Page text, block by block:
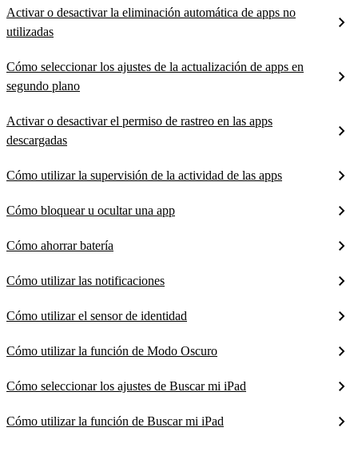
Activar o desactivar la eliminación automática de apps no
utilizadas
Cómo seleccionar los ajustes de la actualización de apps en
segundo plano
Activar o desactivar el permiso de rastreo en las apps
descargadas
Cómo utilizar la supervisión de la actividad de las apps
Cómo bloquear u ocultar una app
Cómo ahorrar batería
Cómo utilizar las notificaciones
Cómo utilizar el sensor de identidad
Cómo utilizar la función de Modo Oscuro
Cómo seleccionar los ajustes de Buscar mi iPad
Cómo utilizar la función de Buscar mi iPad